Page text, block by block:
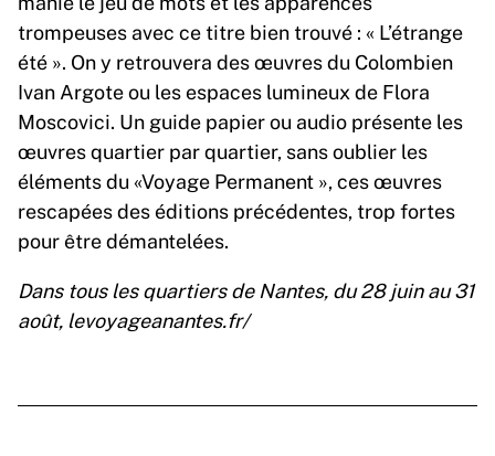
trompeuses avec ce titre bien trouvé : « L’étrange
été ». On y retrouvera des œuvres du Colombien
Ivan Argote ou les espaces lumineux de Flora
Moscovici. Un guide papier ou audio présente les
œuvres quartier par quartier, sans oublier les
éléments du «Voyage Permanent », ces œuvres
rescapées des éditions précédentes, trop fortes
pour être démantelées.
Dans tous les quartiers de Nantes, du 28 juin au 31
août, levoyageanantes.fr/